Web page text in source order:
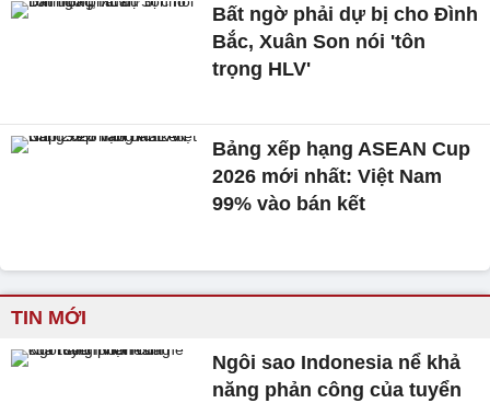
Bất ngờ phải dự bị cho Đình
Bắc, Xuân Son nói 'tôn
trọng HLV'
Bảng xếp hạng ASEAN Cup
2026 mới nhất: Việt Nam
99% vào bán kết
TIN MỚI
Ngôi sao Indonesia nể khả
năng phản công của tuyển